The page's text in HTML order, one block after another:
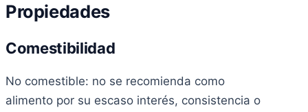
Propiedades
Comestibilidad
No comestible: no se recomienda como
alimento por su escaso interés, consistencia o